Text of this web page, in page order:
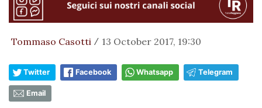
Tommaso Casotti / 13 October 2017, 19:30
Twitter Facebook Whatsapp Telegram
Email